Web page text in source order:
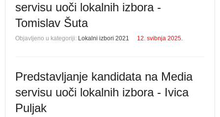
servisu uoči lokalnih izbora -
Tomislav Šuta
Objavljeno u kategoriji: Lokalni izbori 2021 12. svibnja 2025.
Predstavljanje kandidata na Media
servisu uoči lokalnih izbora - Ivica
Puljak